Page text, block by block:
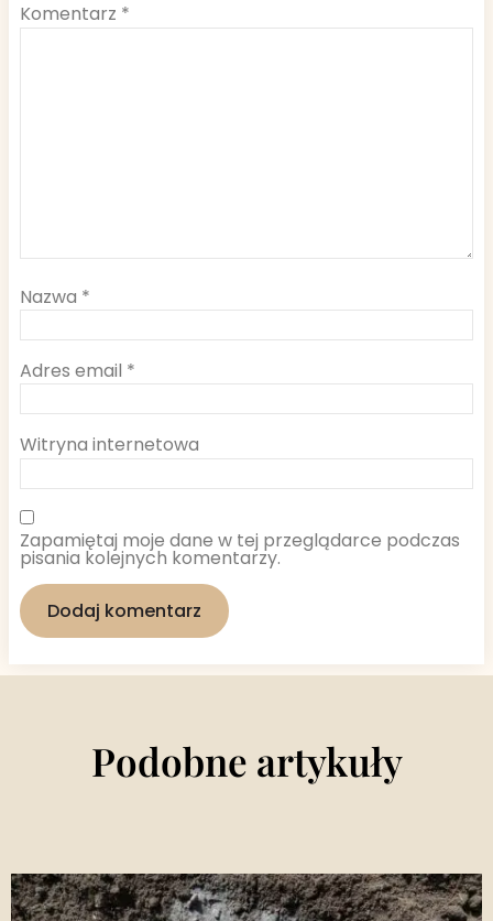
Komentarz *
Nazwa *
Adres email *
Witryna internetowa
Zapamiętaj moje dane w tej przeglądarce podczas
pisania kolejnych komentarzy.
Podobne artykuły